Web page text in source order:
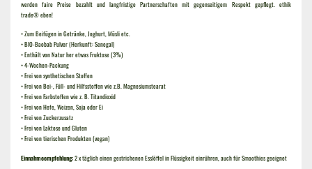
werden faire Preise bezahlt und langfristige Partnerschaften mit gegenseitigem Respekt gepflegt. ethik
trade®eben!
• Zum Beifügen in Getränke, Joghurt, Müsli etc.
• BIO-Baobab Pulver (Herkunft: Senegal)
• Enthält von Natur her etwas Fruktose (3%)
• 4-Wochen-Packung
• Frei von synthetischen Stoffen
• Frei von Bei-, Füll- und Hilfsstoffen wie z.B. Magnesiumstearat
• Frei von Farbstoffen wie z. B. Titandioxid
• Frei von Hefe, Weizen, Soja oder Ei
• Frei von Zuckerzusatz
• Frei von Laktose und Gluten
• Frei von tierischen Produkten (vegan)
Einnahmeempfehlung:2 x täglich einen gestrichenen Esslöffel in Flüssigkeit einrühren, auch für Smoothies geeignet